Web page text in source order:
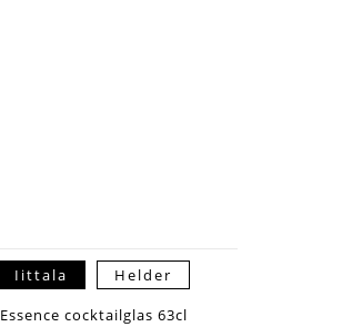
Iittala Helder
Essence cocktailglas 63cl